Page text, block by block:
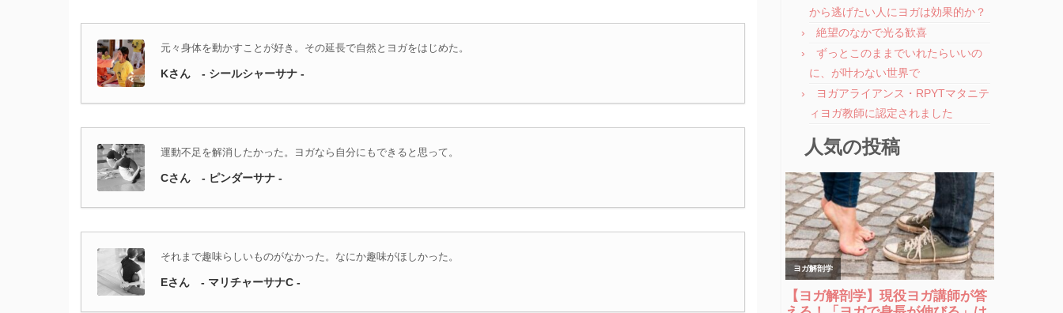
元々身体を動かすことが好き。その延長で自然とヨガをはじめた。
Kさん - シールシャーサナ -
運動不足を解消したかった。ヨガなら自分にもできると思って。
Cさん - ピンダーサナ -
それまで趣味らしいものがなかった。なにか趣味がほしかった。
Eさん - マリチャーサナC -
から逃げたい人にヨガは効果的か？
絶望のなかで光る歓喜
ずっとこのままでいれたらいいの
に、が叶わない世界で
ヨガアライアンス・RPYTマタニテ
ィヨガ教師に認定されました
人気の投稿